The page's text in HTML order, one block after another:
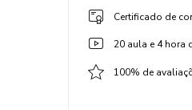
Certificado de
20 aula e 4 hora
100% de